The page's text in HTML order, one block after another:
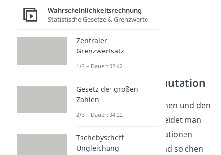
Kombinatorik Permutation
Wie auch bei den Variationen und den
Kombinationen, unterscheidet man
also auch bei den Permutationen
zwischen solchen ohne und solchen
Wahrscheinlichkeitsrechnung
Statistische Gesetze & Grenzwerte
Zentraler
Grenzwertsatz
1/3 – Dauer: 02:42
Gesetz der großen
Zahlen
2/3 – Dauer: 04:22
Tschebyscheff
Ungleichung